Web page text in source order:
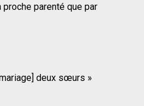
parenté que par
deux sœurs »